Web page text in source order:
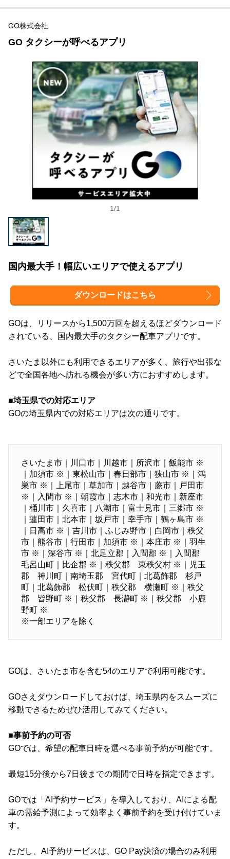
GO株式会社
GO タクシーが呼べるアプリ
1/1
国内最大手！幅広いエリアで使えるアプリ
ダウンロードはこちら
GOは、リリースから1,500万回を超えるほどダウンロード
されている、国内最大手のタクシー配車アプリです。
さいたま以外にも利用できるエリアが多く、旅行や出張な
どで全国各地へ訪れる機会が多い方におすすめします。
■埼玉県での対応エリア
GOの埼玉県内での対応エリアは次の通りです。
さいたま市｜川口市｜川越市｜所沢市｜飯能市 ※
｜加須市 ※｜東松山市｜春日部市｜狭山市 ※｜鴻
巣市 ※｜上尾市｜草加市｜越谷市｜蕨市｜戸田市
※｜入間市 ※｜朝霞市｜志木市｜和光市｜新座市
｜桶川市｜久喜市｜八潮市｜富士見市｜三郷市 ※
｜蓮田市｜北本市｜坂戸市｜幸手市｜鶴ヶ島市 ※
｜日高市 ※｜吉川市｜ふじみ野市｜白岡市｜秩父
市｜熊谷市｜行田市｜加須市 ※｜本庄市 ※｜羽生
市 ※｜深谷市 ※｜北足立郡｜入間郡 ※｜入間郡
毛呂山町｜比企郡 ※｜秩父郡 東秩父村 ※｜児玉
郡 神川町｜南埼玉郡 宮代町｜北葛飾郡 杉戸
町｜北葛飾郡 松伏町｜秩父郡 横瀬町 ※｜秩父
郡 皆野町 ※｜秩父郡 長瀞町 ※｜秩父郡 小鹿
野町 ※
※一部エリアを除く
GOは、さいたま市を含む54のエリアで利用可能です。
GOさえダウンロードしておけば、埼玉県内をスムーズに
移動できるためぜひ活用してみてください。
■事前予約の可否
GOでは、希望の配車日時を選べる事前予約が可能です。
最短15分後から7日後までの期間で日時を指定できます。
GOでは「AI予約サービス」を導入しており、AIによる配
車の需給予測によって効率よく事前予約を受け付けていま
す。
ただし、AI予約サービスは、GO Pay決済の場合のみ利用